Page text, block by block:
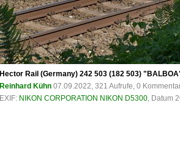
Hector Rail (Germany) 242 503 (182 503)
Reinhard Kühn 07.09.2022, 321 Aufrufe, 0
EXIF: NIKON CORPORATION NIKON D5300, Datum